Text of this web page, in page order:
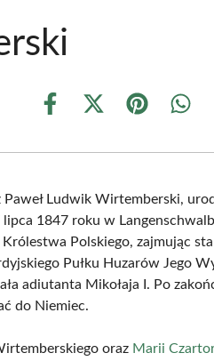
Share
Share
(Twitter)
Share Share
Ludwik Wirtemberski,
1847 roku w
Polskiego, zajmując
Pułku Huzarów Jego
adiutanta Mikołaja I. Po
do Niemiec.
oraz Marii